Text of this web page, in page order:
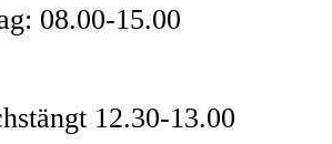
08.00-15.00
12.30-13.00